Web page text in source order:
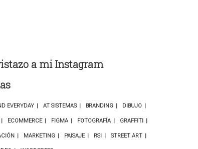
a mi Instagram
EVERYDAY AT SISTEMAS BRANDING DIBUJO
ECOMMERCE FIGMA FOTOGRAFÍA GRAFFITI
MARKETING PAISAJE RSI STREET ART